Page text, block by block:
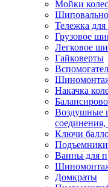
Мойки колес
Тележка для
Грузовое
Легковое
Гайковерты
Накачка
Воздушные
Ключи
Ванны для
Домкраты